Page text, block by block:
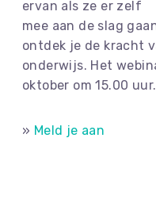
ervan als ze er zelf
mee aan de slag
ontdek je de kracht
onderwijs. Het
oktober om 15.00 uur.
» Meld je aan